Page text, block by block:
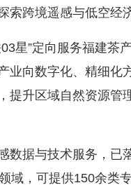
跨境遥感与低空经
”定向服务福建茶
向数字化、精细化
提升区域自然资源管
据与技术服务，已
，可提供150余类专